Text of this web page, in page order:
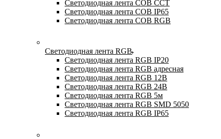
Светодиодная лента COB CCT
Светодиодная лента COB IP65
Светодиодная лента COB RGB
Светодиодная лента RGB
Светодиодная лента RGB IP20
Светодиодная лента RGB адресная
Светодиодная лента RGB 12В
Светодиодная лента RGB 24В
Светодиодная лента RGB 5м
Светодиодная лента RGB SMD 5050
Светодиодная лента RGB IP65